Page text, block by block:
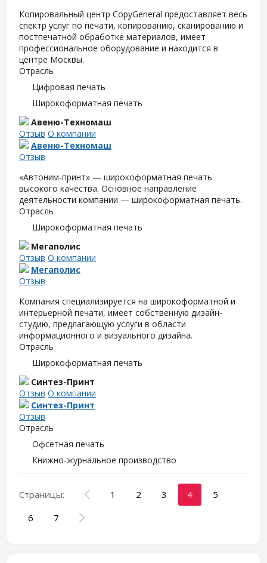
Копировальный центр CopyGeneral предоставляет весь
спектр услуг по печати, копированию, сканированию и
постпечатной обработке материалов, имеет
профессиональное оборудование и находится в
центре Москвы.
Отрасль
Цифровая печать
Широкоформатная печать
Авеню-Техномаш
Отзыв О компании
Авеню-Техномаш
Отзыв
«Автоним-принт» — широкоформатная печать
высокого качества. Основное направление
деятельности компании — широкоформатная печать.
Отрасль
Широкоформатная печать
Мегаполис
Отзыв О компании
Мегаполис
Отзыв
Компания специализируется на широкоформатной и
интерьерной печати, имеет собственную дизайн-
студию, предлагающую услуги в области
информационного и визуального дизайна.
Отрасль
Широкоформатная печать
Синтез-Принт
Отзыв О компании
Синтез-Принт
Отзыв
Отрасль
Офсетная печать
Книжно-журнальное производство
Страницы: 1 2 3 4
5
6
7